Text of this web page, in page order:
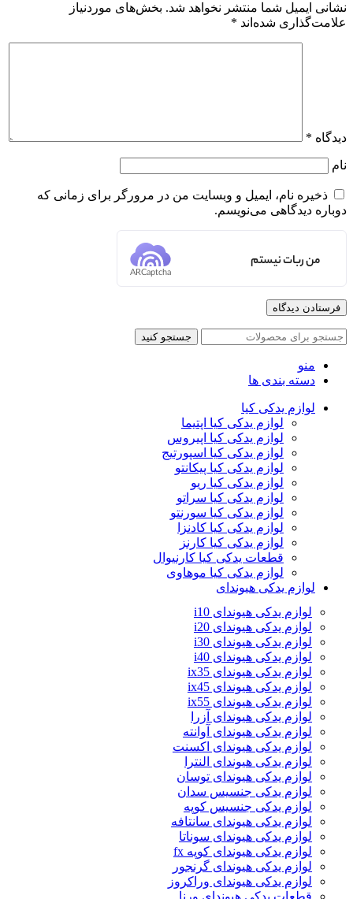
نشانی ایمیل شما منتشر نخواهد شد. بخش‌های موردنیاز
علامت‌گذاری شده‌اند *
دیدگاه *
نام
ذخیره نام، ایمیل و وبسایت من در مرورگر برای زمانی که
دوباره دیدگاهی می‌نویسم.
من ربات نیستم
ARCaptcha
جستجو کنید
منو
دسته بندی ها
لوازم یدکی کیا
لوازم یدکی کیا اپتیما
لوازم یدکی کیا اپیروس
لوازم یدکی کیا اسپورتیج
لوازم یدکی کیا پیکانتو
لوازم یدکی کیا ریو
لوازم یدکی کیا سراتو
لوازم یدکی کیا سورنتو
لوازم یدکی کیا کادنزا
لوازم یدکی کیا کارنز
قطعات یدکی کیا کارنیوال
لوازم یدکی کیا موهاوی
لوازم یدکی هیوندای
لوازم یدکی هیوندای i10
لوازم یدکی هیوندای i20
لوازم یدکی هیوندای i30
لوازم یدکی هیوندای i40
لوازم یدکی هیوندای ix35
لوازم یدکی هیوندای ix45
لوازم یدکی هیوندای ix55
لوازم یدکی هیوندای آزرا
لوازم یدکی هیوندای آوانته
لوازم یدکی هیوندای اکسنت
لوازم یدکی هیوندای النترا
لوازم یدکی هیوندای توسان
لوازم یدکی جنسیس سدان
لوازم یدکی جنسیس کوپه
لوازم یدکی هیوندای سانتافه
لوازم یدکی هیوندای سوناتا
لوازم یدکی هیوندای کوپه fx
لوازم یدکی هیوندای گرنجور
لوازم یدکی هیوندای وراکروز